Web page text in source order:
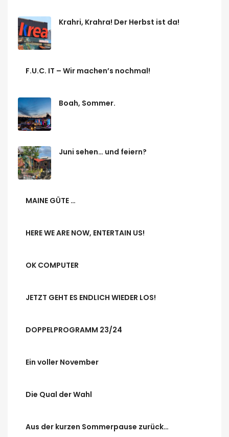
Krahri, Krahra! Der Herbst ist da!
F.U.C. IT – Wir machen’s nochmal!
Boah, Sommer.
Juni sehen… und feiern?
MAINE GÜTE …
HERE WE ARE NOW, ENTERTAIN US!
OK COMPUTER
JETZT GEHT ES ENDLICH WIEDER LOS!
DOPPELPROGRAMM 23/24
Ein voller November
Die Qual der Wahl
Aus der kurzen Sommerpause zurück…